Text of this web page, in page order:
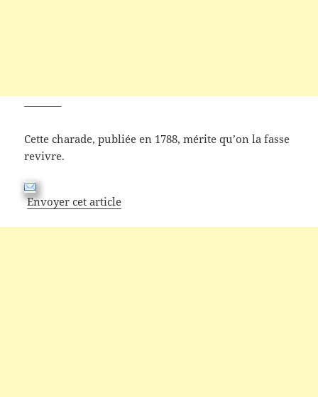
———–
Cette charade, publiée en 1788, mérite qu’on la fasse
revivre.
Envoyer cet article